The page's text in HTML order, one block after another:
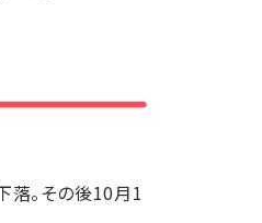
。その後10月1